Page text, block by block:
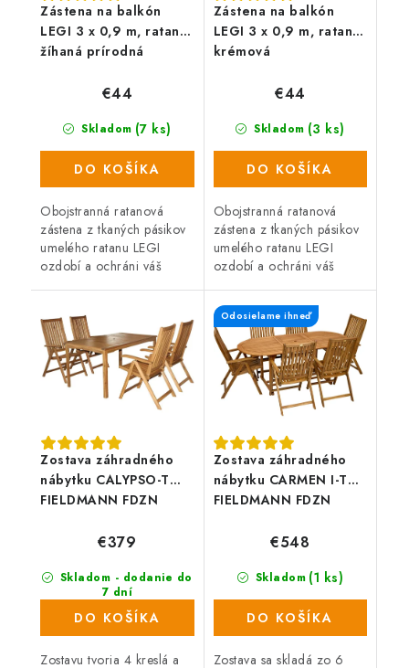
Zástena na balkón
LEGI 3 x 0,9 m, ratan,
žíhaná prírodná
Skladom (7 ks)
€44
DO KOŠÍKA
Obojstranná ratanová
zástena z tkaných pásikov
umelého ratanu LEGI
ozdobí a ochráni váš
celý rok. Zástena má
obojstrannú UV...
Zástena na balkón
LEGI 3 x 0,9 m, ratan,
krémová
Skladom (3 ks)
€44
DO KOŠÍKA
Obojstranná ratanová
zástena z tkaných pásikov
umelého ratanu LEGI
ozdobí a ochráni váš
plot a zaistí súkromie po
celý rok. Zástena má
obojstrannú UV...
Zostava záhradného
nábytku CALYPSO-T
FIELDMANN FDZN
Skladom - dodanie do
7 dní
(43 ks)
€379
DO KOŠÍKA
Zostavu tvoria 4 kreslá a
Zostava záhradného
nábytku CARMEN I-T
FIELDMANN FDZN
Odosielame ihneď
Skladom (1 ks)
€548
DO KOŠÍKA
Zostava sa skladá zo 6